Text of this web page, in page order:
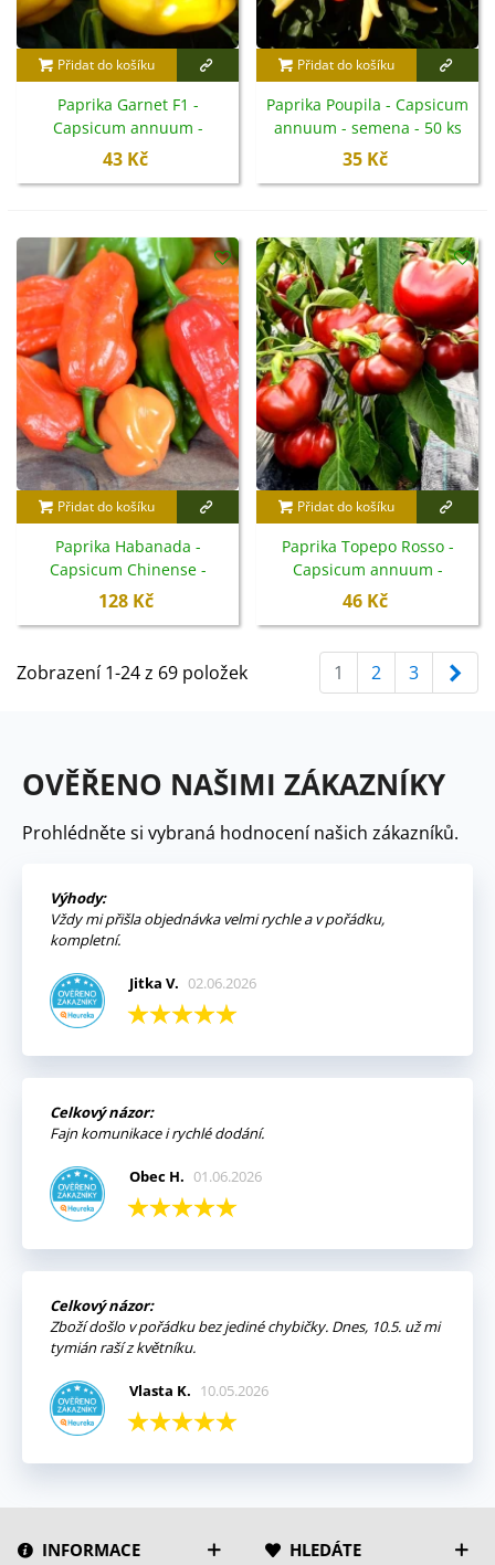
Přidat do košíku
Paprika Garnet F1 -
Capsicum annuum -
semena - 10 ks
43 Kč
Přidat do košíku
Paprika Poupila - Capsicum
annuum - semena - 50 ks
35 Kč
Přidat do košíku
Paprika Habanada -
Capsicum Chinense -
semena - 10 ks
128 Kč
Přidat do košíku
Paprika Topepo Rosso -
Capsicum annuum -
semena - 20 ks
46 Kč
Zobrazení 1-24 z 69 položek 1 2 3
OVĚŘENO NAŠIMI ZÁKAZNÍKY
Prohlédněte si vybraná hodnocení našich zákazníků.
Výhody:
Vždy mi přišla objednávka velmi rychle a v pořádku,
kompletní.
Jitka V. 02.06.2026
Celkový názor:
Fajn komunikace i rychlé dodání.
Obec H. 01.06.2026
Celkový názor:
Zboží došlo v pořádku bez jediné chybičky. Dnes, 10.5. už mi
tymián raší z květníku.
Vlasta K. 10.05.2026
INFORMACE HLEDÁTE